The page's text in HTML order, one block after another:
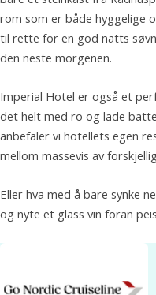
rom som er både hyggelige
til rette for en god natts
den neste morgenen.
Imperial Hotel er også et
det helt med ro og lade
anbefaler vi hotellets egen
mellom massevis av
Eller hva med å bare synke
og nyte et glass vin foran